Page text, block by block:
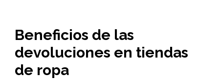
Beneficios de las
devoluciones en tiendas
de ropa